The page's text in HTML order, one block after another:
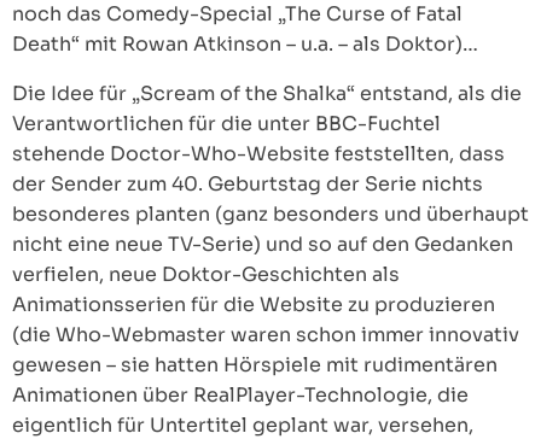
noch das Comedy-Special „The Curse of Fatal
Death“ mit Rowan Atkinson – u.a. – als Doktor)…
Die Idee für „Scream of the Shalka“ entstand, als die
Verantwortlichen für die unter BBC-Fuchtel
stehende Doctor-Who-Website feststellten, dass
der Sender zum 40. Geburtstag der Serie nichts
besonderes planten (ganz besonders und überhaupt
nicht eine neue TV-Serie) und so auf den Gedanken
verfielen, neue Doktor-Geschichten als
Animationsserien für die Website zu produzieren
(die Who-Webmaster waren schon immer innovativ
gewesen – sie hatten Hörspiele mit rudimentären
Animationen über RealPlayer-Technologie, die
eigentlich für Untertitel geplant war, versehen,